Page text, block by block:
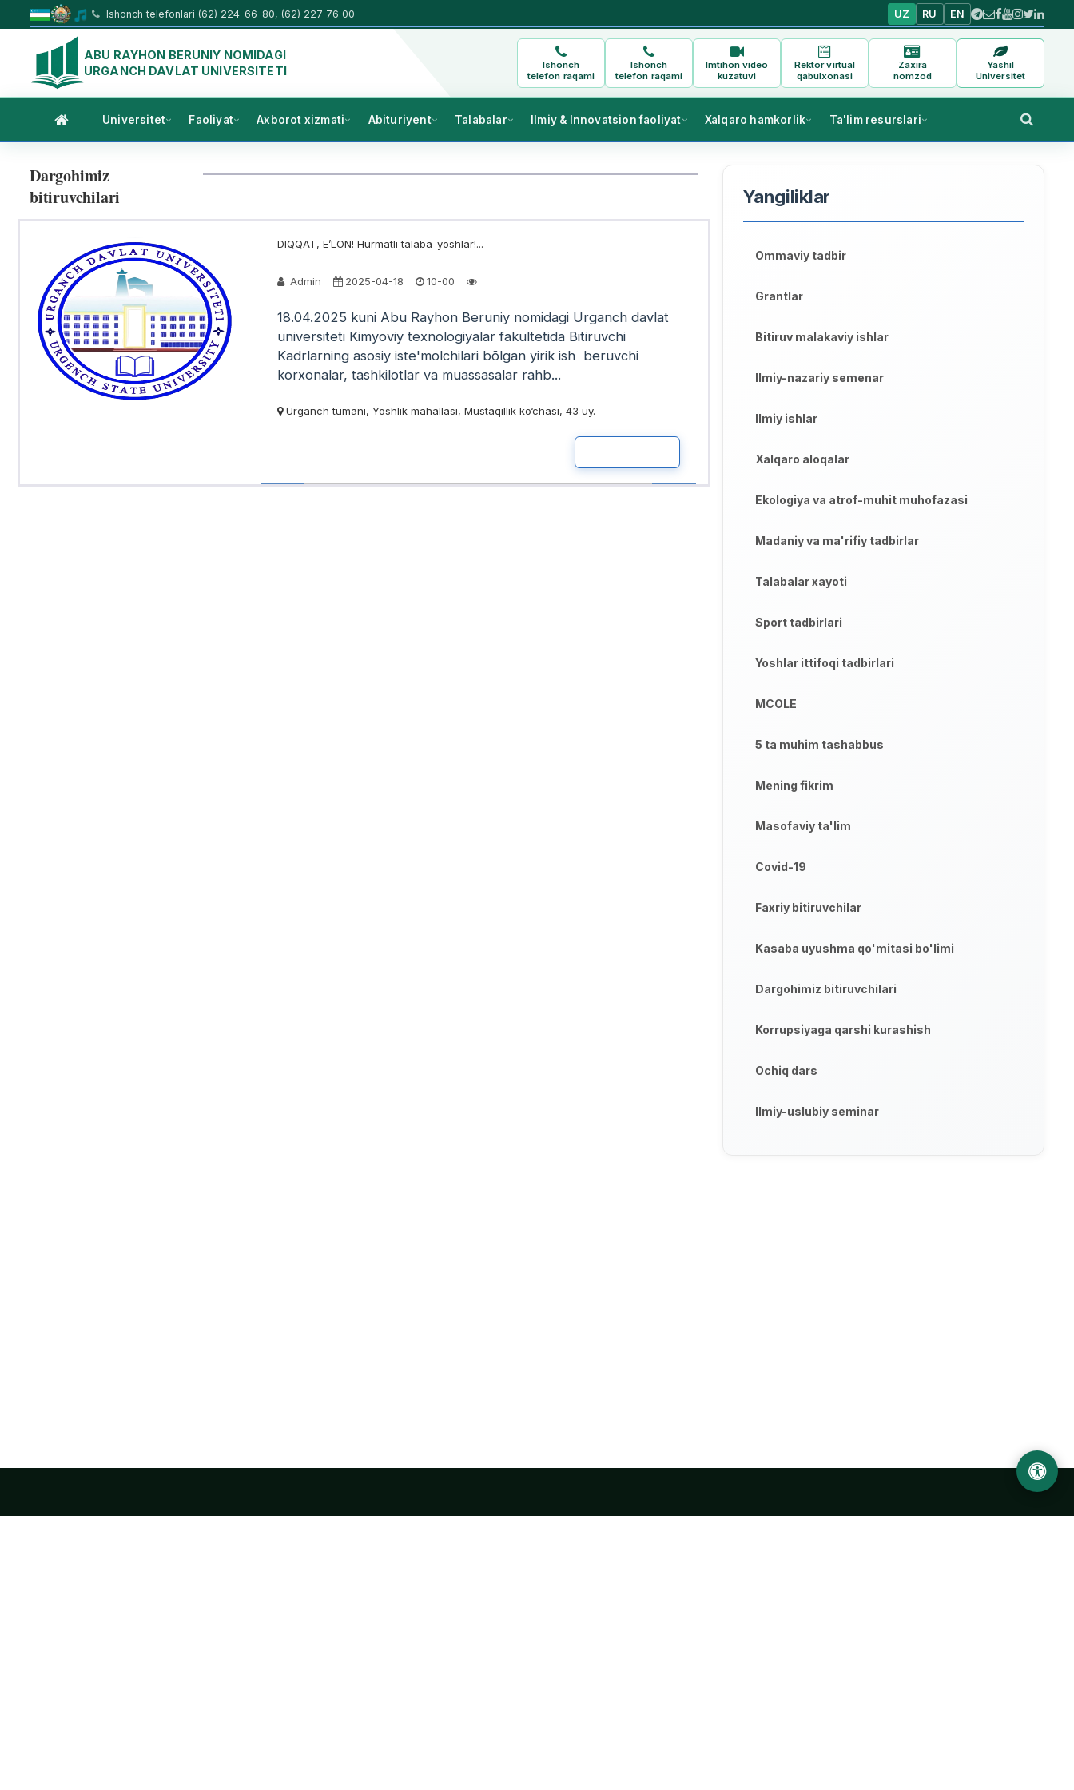
Ishonch telefonlari (62) 224-66-80, (62) 227 76 00 UZ RU EN
ABU RAYHON BERUNIY NOMIDAGI
URGANCH DAVLAT UNIVERSITETI
Ishonch
telefon raqami
Ishonch
telefon raqami
Imtihon video
kuzatuvi
Rektor virtual
qabulxonasi
Zaxira
nomzod
Yashil
Universitet
Universitet Faoliyat Axborot xizmati Abituriyent Talabalar Ilmiy & Innovatsion faoliyat Xalqaro hamkorlik Ta'lim resurslari
Dargohimiz
bitiruvchilari
DIQQAT, EʼLON! Hurmatli talaba-yoshlar!...
Admin 2025-04-18 10-00
​18.04.2025 kuni Abu Rayhon Beruniy nomidagi Urganch davlat
universiteti Kimyoviy texnologiyalar fakultetida Bitiruvchi
Kadrlarning asosiy iste'molchilari bõlgan yirik ish beruvchi
korxonalar, tashkilotlar va muassasalar rahb...
Urganch tumani, Yoshlik mahallasi, Mustaqillik ko‘chasi, 43 uy.
Yangiliklar
Ommaviy tadbir
Grantlar
Bitiruv malakaviy ishlar
Ilmiy-nazariy semenar
Ilmiy ishlar
Xalqaro aloqalar
Ekologiya va atrof-muhit muhofazasi
Madaniy va ma'rifiy tadbirlar
Talabalar xayoti
Sport tadbirlari
Yoshlar ittifoqi tadbirlari
MCOLE
5 ta muhim tashabbus
Mening fikrim
Masofaviy ta'lim
Covid-19
Faxriy bitiruvchilar
Kasaba uyushma qo'mitasi bo'limi
Dargohimiz bitiruvchilari
Korrupsiyaga qarshi kurashish
Ochiq dars
Ilmiy-uslubiy seminar